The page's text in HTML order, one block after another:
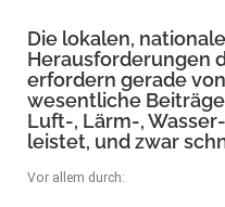
Die lokalen,
Herausforderungen
erfordern gerade
wesentliche
Luft-, Lärm-,
leistet, und zwar
Vor allem durch: